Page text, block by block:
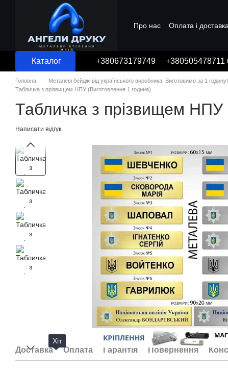
Перейти до основного контенту
Про нас Оплата і доставка
Каталог +380673179749 +380505478711
Головна Металеві бейджі від українського виробника. Виготовимо за 1 годину!
Табличка з прізвищем НПУ (Виготовлення 1 година)
Табличка з прізвищем НПУ
Написати відгук
Хіт
Доставка Оплата Гарантія Повернення